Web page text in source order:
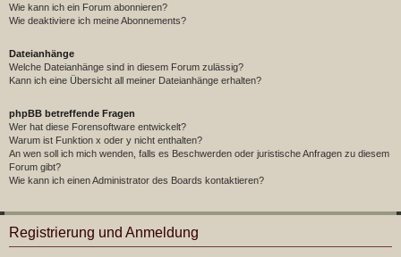
Wie kann ich ein Forum abonnieren?
Wie deaktiviere ich meine Abonnements?
Dateianhänge
Welche Dateianhänge sind in diesem Forum zulässig?
Kann ich eine Übersicht all meiner Dateianhänge erhalten?
phpBB betreffende Fragen
Wer hat diese Forensoftware entwickelt?
Warum ist Funktion x oder y nicht enthalten?
An wen soll ich mich wenden, falls es Beschwerden oder juristische Anfragen zu diesem
Forum gibt?
Wie kann ich einen Administrator des Boards kontaktieren?
Registrierung und Anmeldung